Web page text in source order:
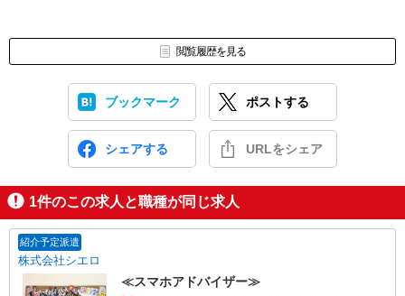
閲覧履歴を見る
ブックマーク ポストする
シェアする URLをシェア
1件のこの求人と職種が同じ求人
紹介予定派遣
株式会社シエロ
≪スマホアドバイザー≫